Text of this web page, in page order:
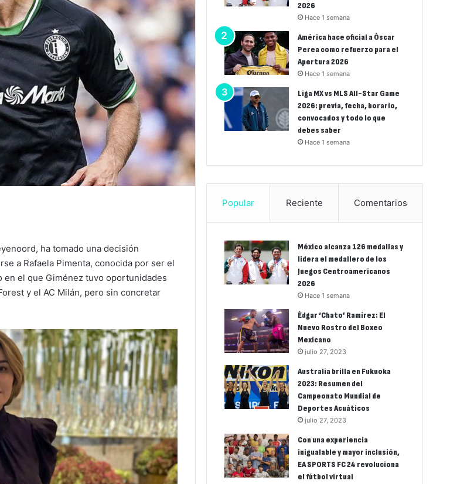
ha tomado una decisión
a Rafaela Pimenta, conocida por ser el
en el que Giménez tuvo oportunidades
y el AC Milán, pero sin concretar
2026
Hace 1 semana
América hace oficial a Óscar
Perea como refuerzo para el
Apertura 2026
Hace 1 semana
Liga MX vs MLS All-Star Game
2026: previa, fecha, horario,
convocados y todo lo que
debes saber
Hace 1 semana
Popular Reciente Comentarios
México alcanza 126 medallas y
lidera el medallero de los
Juegos Centroamericanos
2026
Hace 1 semana
Édgar ‘Chato’ Ramírez: El
Nuevo Rostro del Boxeo
Mexicano
julio 27, 2023
Australia brilla en Fukuoka
2023: Resumen del
Campeonato Mundial de
Deportes Acuáticos
julio 27, 2023
Con una experiencia
inigualable y mayor inclusión,
EA SPORTS FC 24 revoluciona
el fútbol virtual